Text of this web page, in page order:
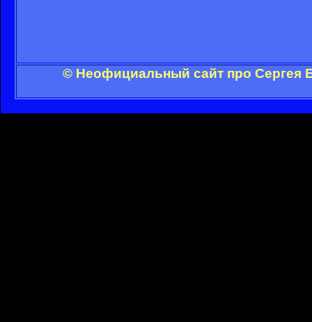
© Неофициальный сайт про Сергея